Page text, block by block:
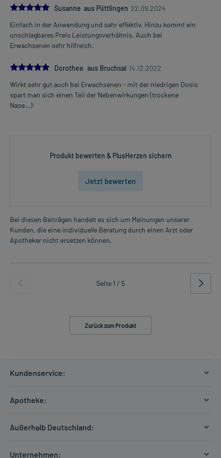
5.0
Susanne aus Püttlingen 22.09.2024
Einfach in der Anwendung und sehr effektiv. Hinzu kommt ein
unschlagbares Preis Leistungsverhältnis. Auch bei
Erwachsenen sehr hilfreich.
5.0
Dorothea aus Bruchsal 14.12.2022
Wirkt sehr gut auch bei Erwachsenen - mit der niedrigen Dosis
spart man sich einen Teil der Nebenwirkungen (trockene
Nase...)
Produkt bewerten & PlusHerzen sichern
Jetzt bewerten
Bei diesen Beiträgen handelt es sich um Meinungen unserer
Kunden, die eine individuelle Beratung durch einen Arzt oder
Apotheker nicht ersetzen können.
Seite 1 / 5
Zurück zum Produkt
Kundenservice:
Zahlungsarten
Hilfe
Apotheke:
Außerhalb Deutschland:
Unternehmen: